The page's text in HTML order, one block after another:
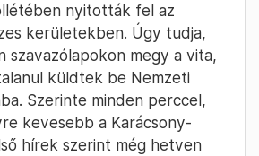
nyitották fel az
kerületekben. Úgy tudja,
szavazólapokon megy a vita,
küldtek be Nemzeti
Szerinte minden perccel,
kevesebb a Karácsony-
hírek szerint még hetven